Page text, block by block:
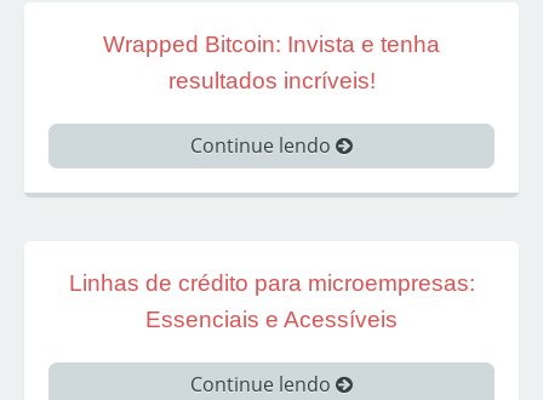
Wrapped Bitcoin: Invista e tenha
resultados incríveis!
Continue lendo
Linhas de crédito para microempresas:
Essenciais e Acessíveis
Continue lendo